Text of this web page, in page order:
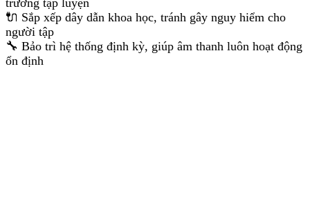
🔌 Sắp xếp dây dẫn khoa học, tránh gây nguy hiểm cho
người tập
🔧 Bảo trì hệ thống định kỳ, giúp âm thanh luôn hoạt động
ổn định